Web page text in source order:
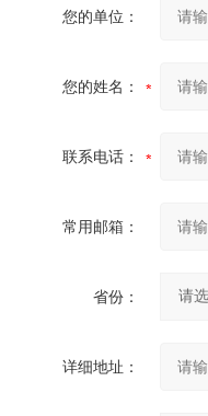
您的单位：
您的姓名：
联系电话：
常用邮箱：
省份：
详细地址：